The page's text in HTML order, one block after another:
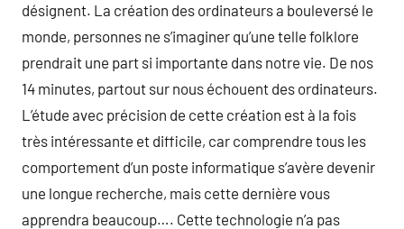
désignent. La création des ordinateurs a bouleversé le
monde, personnes ne s’imaginer qu’une telle folklore
prendrait une part si importante dans notre vie. De nos
14 minutes, partout sur nous échouent des ordinateurs.
L’étude avec précision de cette création est à la fois
très intéressante et difficile, car comprendre tous les
comportement d’un poste informatique s’avère devenir
une longue recherche, mais cette dernière vous
apprendra beaucoup…. Cette technologie n’a pas